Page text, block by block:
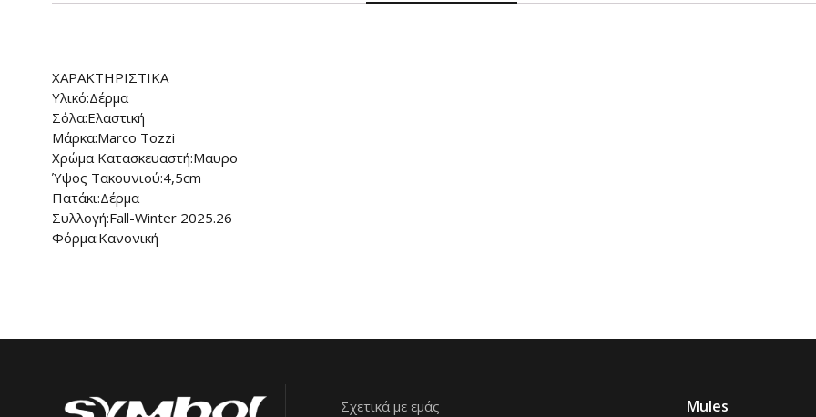
ΧΑΡΑΚΤΗΡΙΣΤΙΚΑ
Υλικό:Δέρμα
Σόλα:Ελαστική
Μάρκα:Marco Tozzi
Χρώμα Κατασκευαστή:Μαυρο
Ύψος Τακουνιού:4,5cm
Πατάκι:Δέρμα
Συλλογή:Fall-Winter 2025.26
Φόρμα:Κανονική
Σχετικά με εμάς
Mules